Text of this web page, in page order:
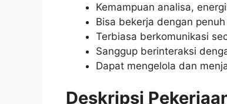
Kemampuan analisa,
Bisa bekerja dengan
Terbiasa berkomunikasi
Sanggup berinteraksi
Dapat mengelola dan
Deskripsi